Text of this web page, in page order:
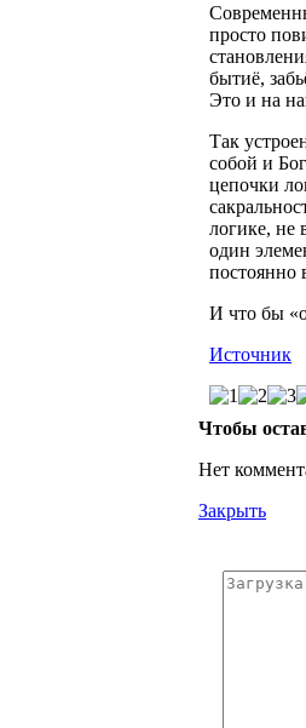
просто
бытиё,
Это и на
Так
собой и
цепочки
логике, не
один
постоянно
И что бы
Источник
Чтобы
Нет
Закрыть